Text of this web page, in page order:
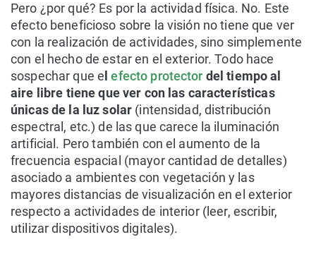
Pero ¿por qué? Es por la actividad física. No. Este
efecto beneficioso sobre la visión no tiene que ver
con la realización de actividades, sino simplemente
con el hecho de estar en el exterior. Todo hace
sospechar que e lefecto protector del tiempo al
aire libre tiene que ver con las características
únicas de la luz solar (intensidad, distribución
espectral, etc.) de las que carece la iluminación
artificial. Pero también con el aumento de la
frecuencia espacial (mayor cantidad de detalles)
asociado a ambientes con vegetación y las
mayores distancias de visualización en el exterior
respecto a actividades de interior (leer, escribir,
utilizar dispositivos digitales).